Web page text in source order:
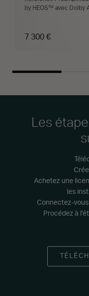
by HEOS™ avec Dolby
7 300 €
Les
Achetez une
les
Connectez-
Procédez à